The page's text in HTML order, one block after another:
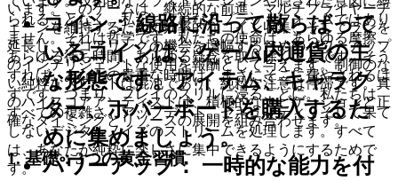
コイン：線路に沿って散らばって
いるコインは、ゲーム内通貨の主
な形態です。アイテム、キャラク
ター、ホバーボードを購入するた
めに集めましょう。
パワーアップ：
一時的な能力を付
います。このゲームは、継続的な前進、マルチプライヤーチ
ェーンを維持するための効率的なコイン収集、そしてランを
延長し、スコアリングの機会を増幅するためのパワーアップ
のインテリジェントな使用を報酬として与えます。制御のな
い純粋なスピードは混沌であり、純粋な注意は停滞です。真
のハイスコアアーティストは、積極的なナビゲーションと正
確なタイミングとリソースの展開を組み合わせます。
1. 基礎：3つの黄金習慣
られることなく。私たちは単なるプラットフォームではあり
ません。それは哲学です。私たちの使命は、あらゆる摩擦、
あらゆる待ち時間、あらゆる疑念を取り除くことです。そう
すれば、あなたの貴重な時間は、まさにそこに費やされるは
ずです。つまり、プレイのスリルに浸ることに。私たちは、
すべての複雑さ、アップデート、セキュリティ、そして果て
しないデジタルノイズのストリームを処理します。すべて
は、あなたが純粋に楽しさに集中できるようにするためで
す。